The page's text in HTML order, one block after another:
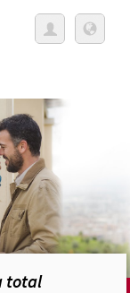
total